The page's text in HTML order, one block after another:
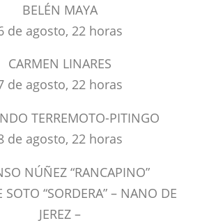
BELÉN MAYA
de agosto, 22 horas
CARMEN LINARES
de agosto, 22 horas
TERREMOTO-PITINGO
de agosto, 22 horas
NÚÑEZ “RANCAPINO”
SOTO “SORDERA” – NANO DE
JEREZ –